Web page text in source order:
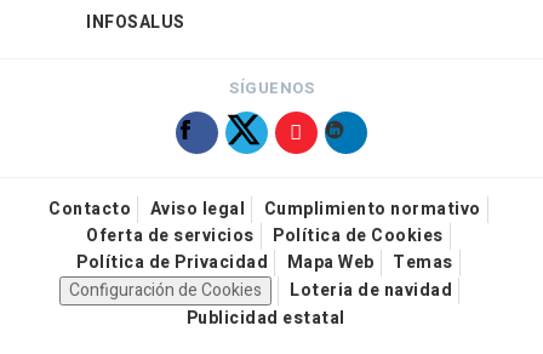
INFOSALUS
SÍGUENOS
Contacto Aviso legal
Cumplimiento normativo
Oferta de servicios
Política de Cookies
Política de Privacidad
Mapa Web
Temas
Configuración de Cookies
Loteria de navidad
Publicidad estatal